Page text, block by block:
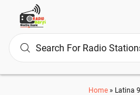
Home» Latina